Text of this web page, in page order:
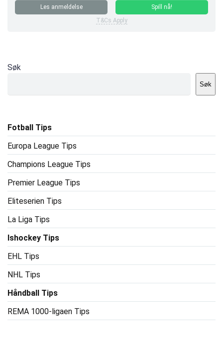
Les anmeldelse
Spill nå!
T&Cs Apply
Søk
Søk
Fotball Tips
Europa League Tips
Champions League Tips
Premier League Tips
Eliteserien Tips
La Liga Tips
Ishockey Tips
EHL Tips
NHL Tips
Håndball Tips
REMA 1000-ligaen Tips